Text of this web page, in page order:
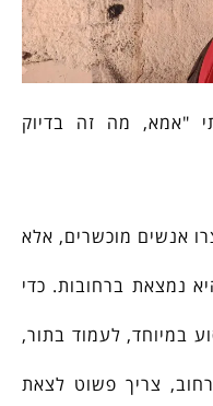
"אמא, מה זה בדיוק
אנשים מוכשרים, אלא
נמצאת ברחובות. כדי
במיוחד, לעמוד בתור,
צריך פשוט לצאת